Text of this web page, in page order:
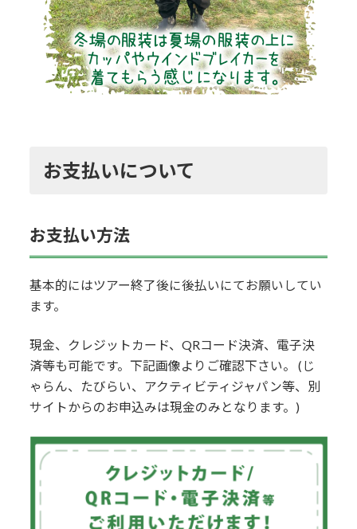
お支払いについて
お支払い方法
基本的にはツアー終了後に後払いにてお願いしてい
ます。
現金、クレジットカード、QRコード決済、電子決
済等も可能です。下記画像よりご確認下さい。 (じ
ゃらん、たびらい、アクティビティジャパン等、別
サイトからのお申込みは現金のみとなります。)